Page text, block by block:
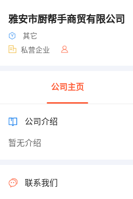
雅安市厨帮手商贸有限公司
其它
私营企业
公司主页
公司介绍
暂无介绍
联系我们